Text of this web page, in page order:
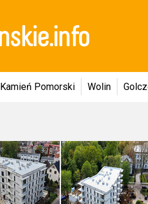
Kamień Pomorski Wolin